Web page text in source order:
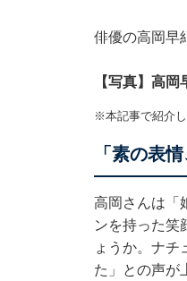
俳優の高岡早
【写真】高
※本記事で紹介
「素の表
高岡さんは「
ンを持った笑
ょうか。ナチ
た」との声が